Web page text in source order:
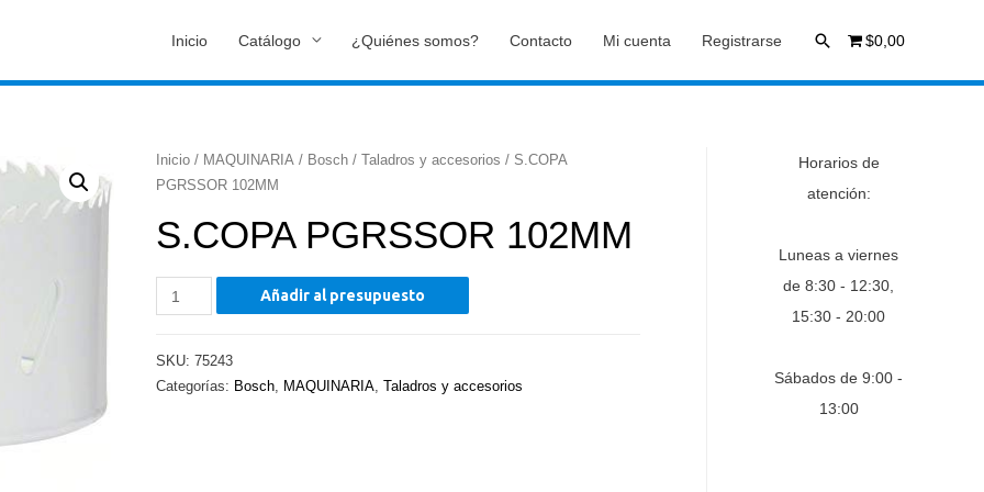
Inicio Catálogo ¿Quiénes somos? Contacto Mi cuenta Registrarse Buscar$0,00
Inicio/ MAQUINARIA/ Bosch/ Taladros y accesorios / S.COPA
PGRSSOR 102MM
S.COPA PGRSSOR 102MM
S.COPA
PGRSSOR
cantidad
Añadir al presupuesto
SKU: 75243
Categorías: Bosch, MAQUINARIA, Taladros y accesorios
Horarios de
atención:
Luneas a viernes
de 8:30 - 12:30,
15:30 - 20:00
Sábados de 9:00 -
13:00